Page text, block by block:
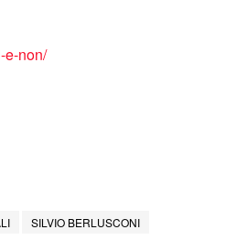
e-non/
SILVIO BERLUSCONI